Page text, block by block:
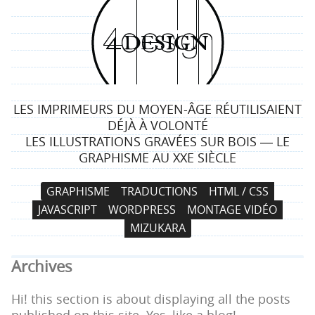
4
d
e
s
i
g
n
LES IMPRIMEURS DU MOYEN-ÂGE RÉUTILISAIENT
DÉJÀ À VOLONTÉ
LES ILLUSTRATIONS GRAVÉES SUR BOIS ― LE
GRAPHISME AU XXE SIÈCLE
N
a
v
i
g
a
t
i
A
l
l
e
r
a
u
c
GRAPHISME TRADUCTIONS
HTML / CSS
JAVASCRIPT
WORDPRESS
MONTAGE VIDÉO
MIZUKARA
Archives
Hi! this section is about displaying all the posts